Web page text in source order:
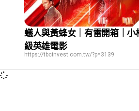
蟻人與黃蜂女｜有雷開箱｜
級英雄電影
https://tbcinvest.com.tw/?p=3139